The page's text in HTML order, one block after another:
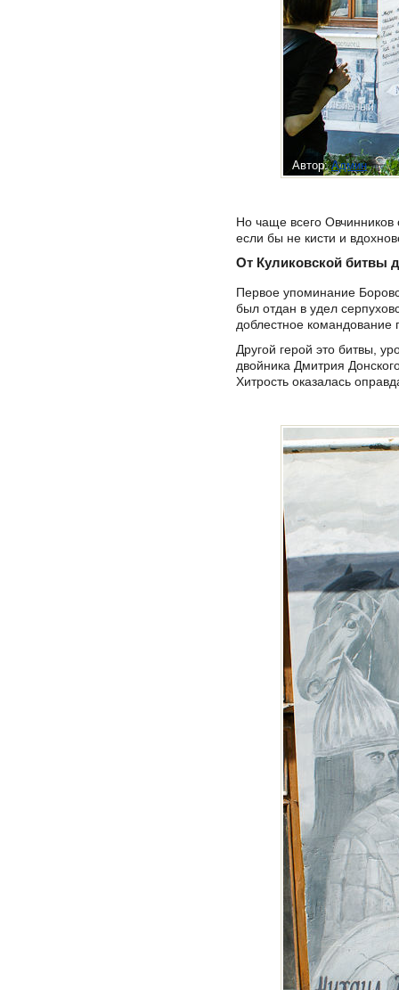
Автор:Админ
Но чаще всего
если бы не кисти и
От Куликовской битвы
Первое упоминание
был отдан в удел
доблестное
Другой герой это битвы,
двойника Дмитрия
Хитрость оказалась